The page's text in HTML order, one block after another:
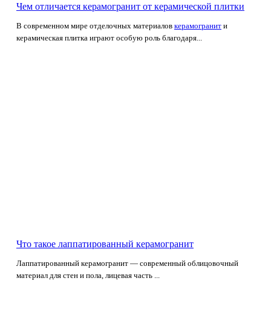
Чем отличается керамогранит от керамической плитки
В современном мире отделочных материалов керамогранит и
керамическая плитка играют особую роль благодаря...
Что такое лаппатированный керамогранит
Лаппатированный керамогранит — современный облицовочный
материал для стен и пола, лицевая часть ...